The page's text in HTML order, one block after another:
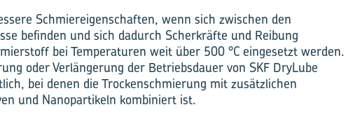
Schmiereigenschaften, wenn sich zwischen den
befinden und sich dadurch Scherkräfte und Reibung
bei Temperaturen weit über 500 °C eingesetzt werden.
oder Verlängerung der Betriebsdauer von SKF DryLube
bei denen die Trockenschmierung mit zusätzlichen
und Nanopartikeln kombiniert ist.